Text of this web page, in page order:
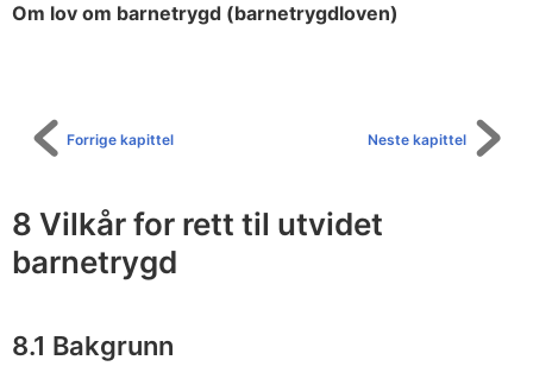
Om lov om barnetrygd (barnetrygdloven)
Neste kapittel
Forrige kapittel
8 Vilkår for rett til utvidet
barnetrygd
8.1 Bakgrunn